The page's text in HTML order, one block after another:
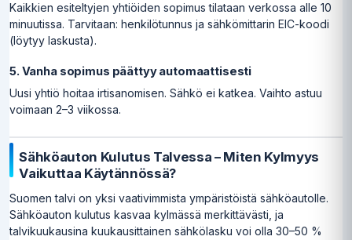
Kaikkien esiteltyjen yhtiöiden sopimus tilataan verkossa alle 10
minuutissa. Tarvitaan: henkilötunnus ja sähkömittarin EIC-koodi
(löytyy laskusta).
5. Vanha sopimus päättyy automaattisesti
Uusi yhtiö hoitaa irtisanomisen. Sähkö ei katkea. Vaihto astuu
voimaan 2–3 viikossa.
Sähköauton Kulutus Talvessa – Miten Kylmyys
Vaikuttaa Käytännössä?
Suomen talvi on yksi vaativimmista ympäristöistä sähköautolle.
Sähköauton kulutus kasvaa kylmässä merkittävästi, ja
talvikuukausina kuukausittainen sähkölasku voi olla 30–50 %